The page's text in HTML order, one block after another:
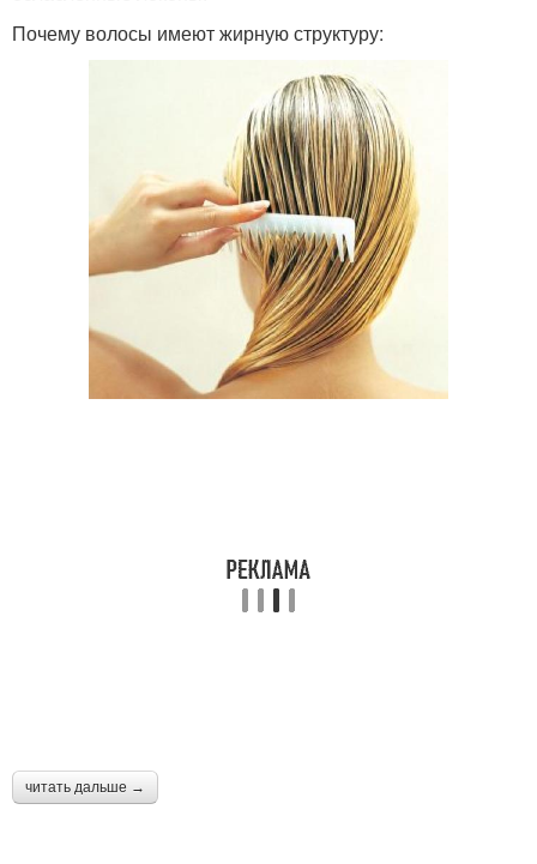
Жирные волосы
Почему волосы имеют жирную структуру:
читать дальше →